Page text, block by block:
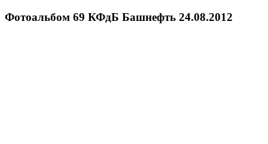
Фотоальбом 69 КФдБ Башнефть 24.08.2012